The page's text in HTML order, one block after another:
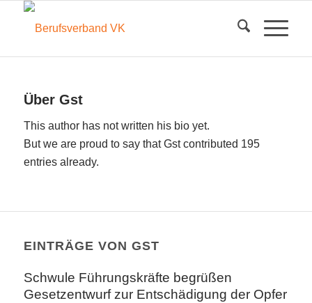
Über Gst
This author has not written his bio yet.
But we are proud to say thatGstcontributed 195
entries already.
EINTRÄGE VON GST
Schwule Führungskräfte begrüßen
Gesetzentwurf zur Entschädigung der Opfer